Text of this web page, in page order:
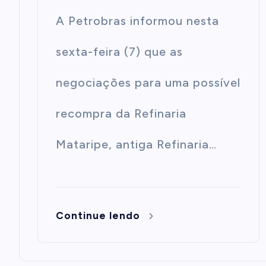
A Petrobras informou nesta
sexta-feira (7) que as
negociações para uma possível
recompra da Refinaria
Mataripe, antiga Refinaria…
Continue lendo